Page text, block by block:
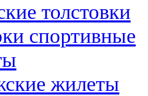
толстовки
спортивные
жилеты